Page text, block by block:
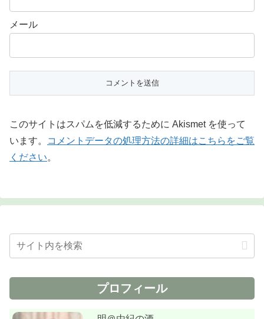
メール
このサイトはスパムを低減するために Akismet を使って
います。
コメントデータの処理方法の詳細はこちらをご覧
ください。
プロフィール